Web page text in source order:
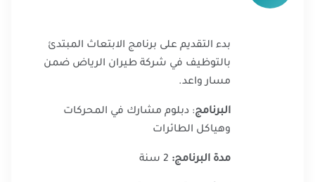
بدء التقديم على برنامج الابتعاث المبتدئ
بالتوظيف في شركة طيران الرياض ضمن
مسار واعد.
البرنامج: دبلوم مشارك في المحركات
وهياكل الطائرات
مدة البرنامج: 2 سنة